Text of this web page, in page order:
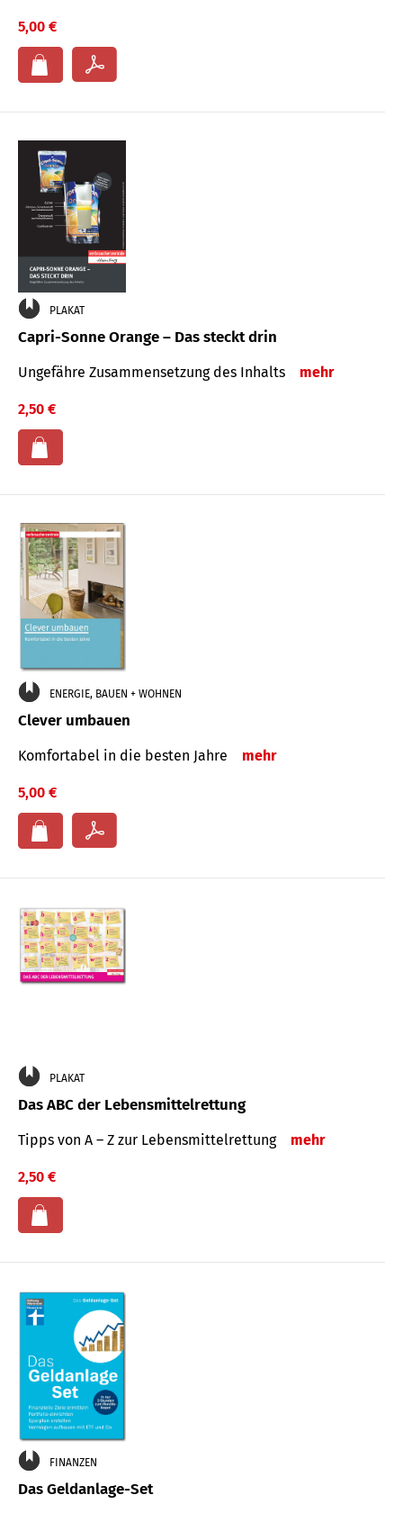
5,00 €
PLAKAT
Capri-Sonne Orange – Das steckt drin
Ungefähre Zu­sammen­setzung des Inhalts mehr
2,50 €
ENERGIE, BAUEN + WOHNEN
Clever umbauen
Komfortabel in die besten Jahre mehr
5,00 €
PLAKAT
Das ABC der Lebensmittelrettung
Tipps von A – Z zur Lebensmittelrettung mehr
2,50 €
FINANZEN
Das Geldanlage-Set